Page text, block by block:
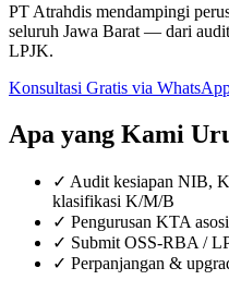
PT Atrahdis mendampingi
seluruh Jawa Barat — dari
LPJK.
Konsultasi Gratis via
Apa yang Kami
✓ Audit kesiapan NIB,
klasifikasi K/M/B
✓ Pengurusan KTA
✓ Submit OSS-RBA /
✓ Perpanjangan &